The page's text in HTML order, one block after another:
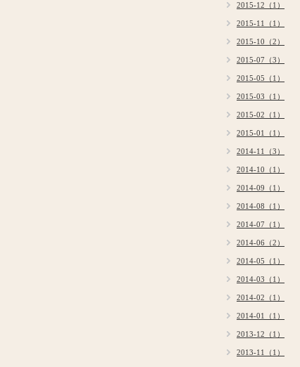
2015-12（1）
2015-11（1）
2015-10（2）
2015-07（3）
2015-05（1）
2015-03（1）
2015-02（1）
2015-01（1）
2014-11（3）
2014-10（1）
2014-09（1）
2014-08（1）
2014-07（1）
2014-06（2）
2014-05（1）
2014-03（1）
2014-02（1）
2014-01（1）
2013-12（1）
2013-11（1）